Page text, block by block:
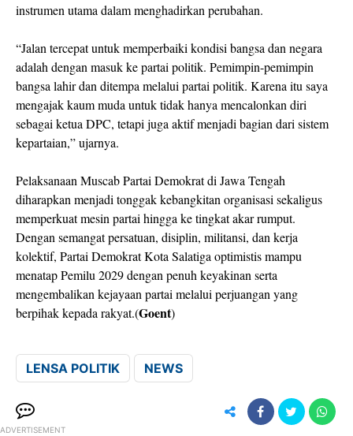
instrumen utama dalam menghadirkan perubahan.
“Jalan tercepat untuk memperbaiki kondisi bangsa dan negara
adalah dengan masuk ke partai politik. Pemimpin-pemimpin
bangsa lahir dan ditempa melalui partai politik. Karena itu saya
mengajak kaum muda untuk tidak hanya mencalonkan diri
sebagai ketua DPC, tetapi juga aktif menjadi bagian dari sistem
kepartaian,” ujarnya.
Pelaksanaan Muscab Partai Demokrat di Jawa Tengah
diharapkan menjadi tonggak kebangkitan organisasi sekaligus
memperkuat mesin partai hingga ke tingkat akar rumput.
Dengan semangat persatuan, disiplin, militansi, dan kerja
kolektif, Partai Demokrat Kota Salatiga optimistis mampu
menatap Pemilu 2029 dengan penuh keyakinan serta
mengembalikan kejayaan partai melalui perjuangan yang
berpihak kepada rakyat.(Goent)
LENSA POLITIK NEWS
ADVERTISEMENT